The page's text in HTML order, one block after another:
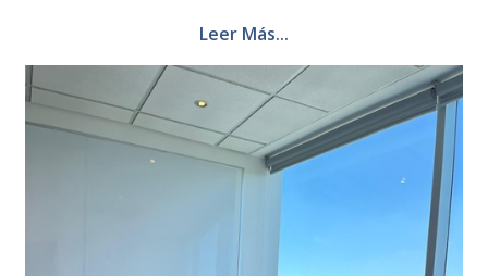
Leer Más...